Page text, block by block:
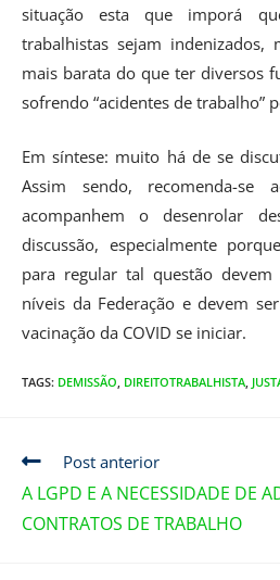
situação esta que imporá
trabalhistas sejam
mais barata do que ter diversos
sofrendo “acidentes de trabalho”
Em síntese: muito há de se
Assim sendo, recomenda-se
acompanhem o desenrolar
discussão, especialmente
para regular tal questão
níveis da Federação e devem
vacinação da COVID se iniciar.
TAGS: DEMISSÃO, DIREITOTRABALHISTA,
Post anterior
A LGPD E A NECESSIDADE DE
CONTRATOS DE TRABALHO